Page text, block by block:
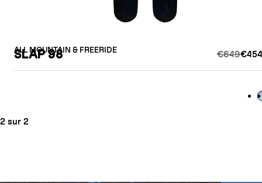
ALL MOUNTAIN & FREERIDE
SLAP 98 €649
2 sur 2